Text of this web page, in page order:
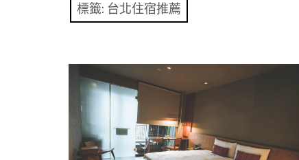
標籤: 台北住宿推薦